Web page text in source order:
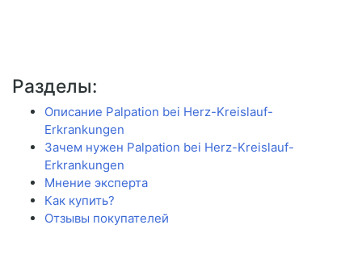
Разделы:
Описание Palpation bei Herz-Kreislauf-
Erkrankungen
Зачем нужен Palpation bei Herz-Kreislauf-
Erkrankungen
Мнение эксперта
Как купить?
Отзывы покупателей